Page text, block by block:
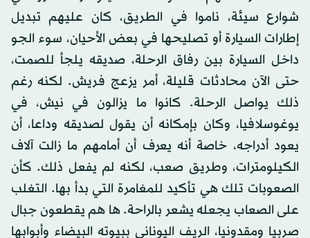
شوارع سيئة، ناموا في الطريق، كان عليهم تبديل
إطارات السيارة أو تصليحها في بعض الأحيان، سوء الجو
داخل السيارة بين رفاق الرحلة، صديقه يلجأ للصمت،
حتى الآن محادثات قليلة، أمر يزعج فريش. لكنه رغم
ذلك يواصل الرحلة. كانوا ما يزالون في نيش، في
يوغوسلافيا، وكان بإمكانه أن يقول لصديقه وداعا، أن
يعود أدراجه، خاصة أنه يعرف أن أمامهم ما زالت آلاف
الكيلومترات، وطريق صعب، لكنه لم يفعل ذلك. كأن
الصعوبات تلك هي تأكيد للمغامرة التي بدأ بها. التغلب
على الصعاب يجعله يشعر بالراحة. ها هم يقطعون جبال
صربيا ومقدونيا، الريف اليوناني ببيوته البيضاء وأبوابها